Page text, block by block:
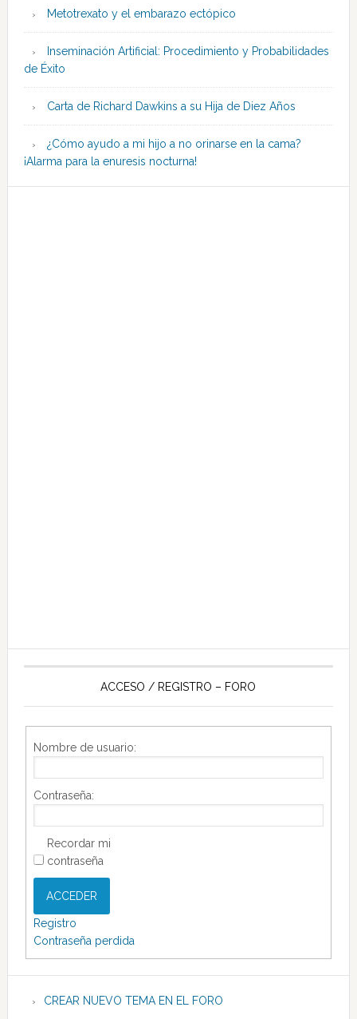
Metotrexato y el embarazo ectópico
Inseminación Artificial: Procedimiento y Probabilidades
de Éxito
Carta de Richard Dawkins a su Hija de Diez Años
¿Cómo ayudo a mi hijo a no orinarse en la cama?
¡Alarma para la enuresis nocturna!
ACCESO / REGISTRO – FORO
Nombre de usuario:
Contraseña:
Recordar mi
contraseña
ACCEDER
Registro
Contraseña perdida
CREAR NUEVO TEMA EN EL FORO